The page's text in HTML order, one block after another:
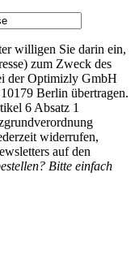
willigen Sie darin ein,
zum Zweck des
der Optimizly GmbH
Berlin übertragen.
6 Absatz 1
widerrufen,
auf den
Bitte einfach